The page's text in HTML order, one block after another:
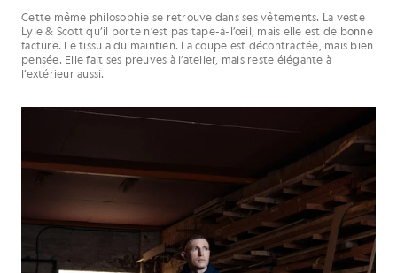
Cette même philosophie se retrouve dans ses vêtements. La veste
Lyle & Scott qu’il porte n’est pas tape-à-l’œil, mais elle est de bonne
facture. Le tissu a du maintien. La coupe est décontractée, mais bien
pensée. Elle fait ses preuves à l’atelier, mais reste élégante à
l’extérieur aussi.